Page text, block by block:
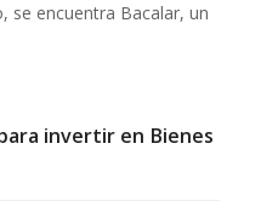
se encuentra Bacalar, un
invertir en Bienes